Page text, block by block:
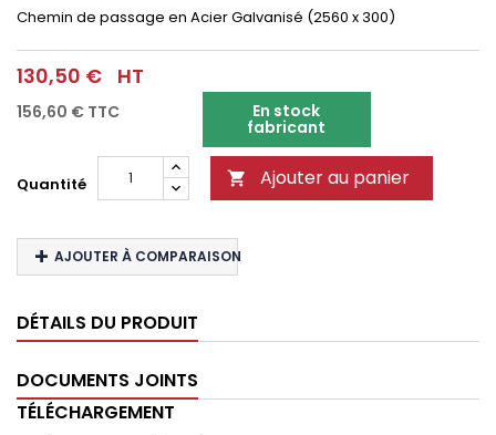
Chemin de passage en Acier Galvanisé (2560 x 300)
130,50 € HT
156,60 € TTC En stock
fabricant
Quantité  Ajouter au panier
AJOUTER À COMPARAISON
DÉTAILS DU PRODUIT
DOCUMENTS JOINTS
TÉLÉCHARGEMENT